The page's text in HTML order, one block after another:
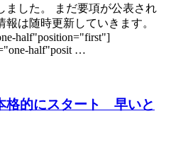
ました。 まだ要項が公表され
報は随時更新していきます。
half"position="first"]
half"posit …
格的にスタート 早いと